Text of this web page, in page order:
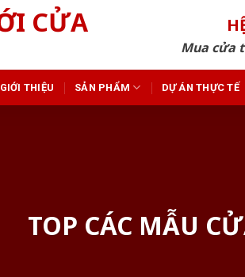
Mua cửa
GIỚI THIỆU SẢN PHẨM DỰ ÁN THỰC TẾ
TOP CÁC MẪU